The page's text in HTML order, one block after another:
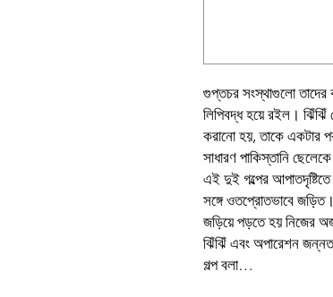
গুপ্তচর সংস্থাগুলো তাদের
লিপিবদ্ধ হয়ে রইল।
করানো হয়, তাকে একটার
সাধারণ পাকিস্তানি
এই দুই গল্পের
সঙ্গে ওতপ্রোতভাবে
জড়িয়ে পড়তে হয় নিজের
ঝিঁঝিঁ এবং অপারেশন
গল্প বলা…